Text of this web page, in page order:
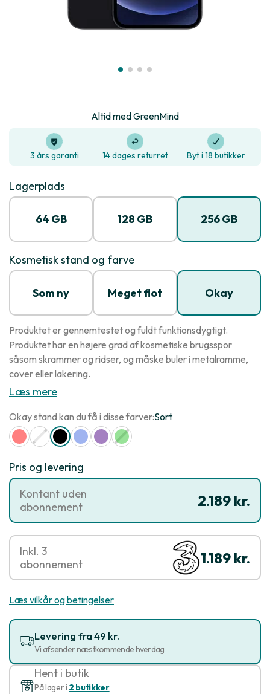
Altid med GreenMind
3 års garanti 14 dages returret Byt i 18 butikker
Lagerplads
64 GB 128 GB 256 GB
Kosmetisk stand og farve
Som ny Meget flot Okay
Produktet er gennemtestet og fuldt funktionsdygtigt.
Produktet har en højere grad af kosmetiske brugsspor
såsom skrammer og ridser, og måske buler i metalramme,
cover eller lakering.
Læs mere
Okay stand kan du få i disse farver:Sort
Pris og levering
2.189 kr.
Kontant uden
abonnement
1.189 kr.
Inkl. 3
abonnement
Læs vilkår og betingelser
Levering fra 49 kr.
Vi afsender næstkommende hverdag
Hent i butik
På lager i 2 butikker